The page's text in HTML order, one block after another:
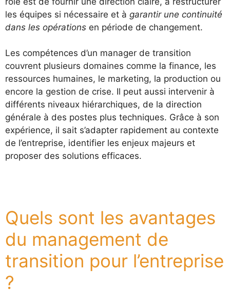
les équipes si nécessaire et à garantir une continuité
dans les opérations en période de changement.
Les compétences d’un manager de transition
couvrent plusieurs domaines comme la finance, les
ressources humaines, le marketing, la production ou
encore la gestion de crise. Il peut aussi intervenir à
différents niveaux hiérarchiques, de la direction
générale à des postes plus techniques. Grâce à son
expérience, il sait s’adapter rapidement au contexte
de l’entreprise, identifier les enjeux majeurs et
proposer des solutions efficaces.
Quels sont les avantages
du management de
transition pour l’entreprise
?